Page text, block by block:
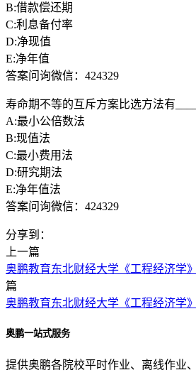
B:借款偿还期
C:利息备付率
D:净现值
E:净年值
答案问询微信：424329
寿命期不等的互斥方案比选方法有____
A:最小公倍数法
B:现值法
C:最小费用法
D:研究期法
E:净年值法
答案问询微信：424329
分享到：
上一篇
奥鹏教育东北财经大学《工程经济学
篇
奥鹏教育东北财经大学《工程经济学
奥鹏一站式服务
提供奥鹏各院校平时作业、离线作业